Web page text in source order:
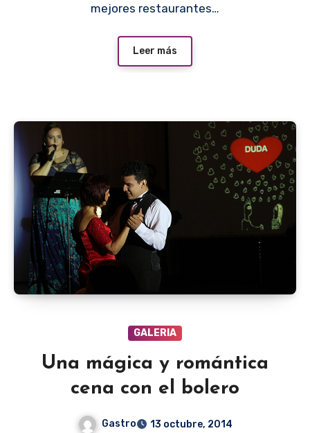
mejores restaurantes…
Leer más
GALERIA
Una mágica y romántica
cena con el bolero
Gastro 13 octubre, 2014